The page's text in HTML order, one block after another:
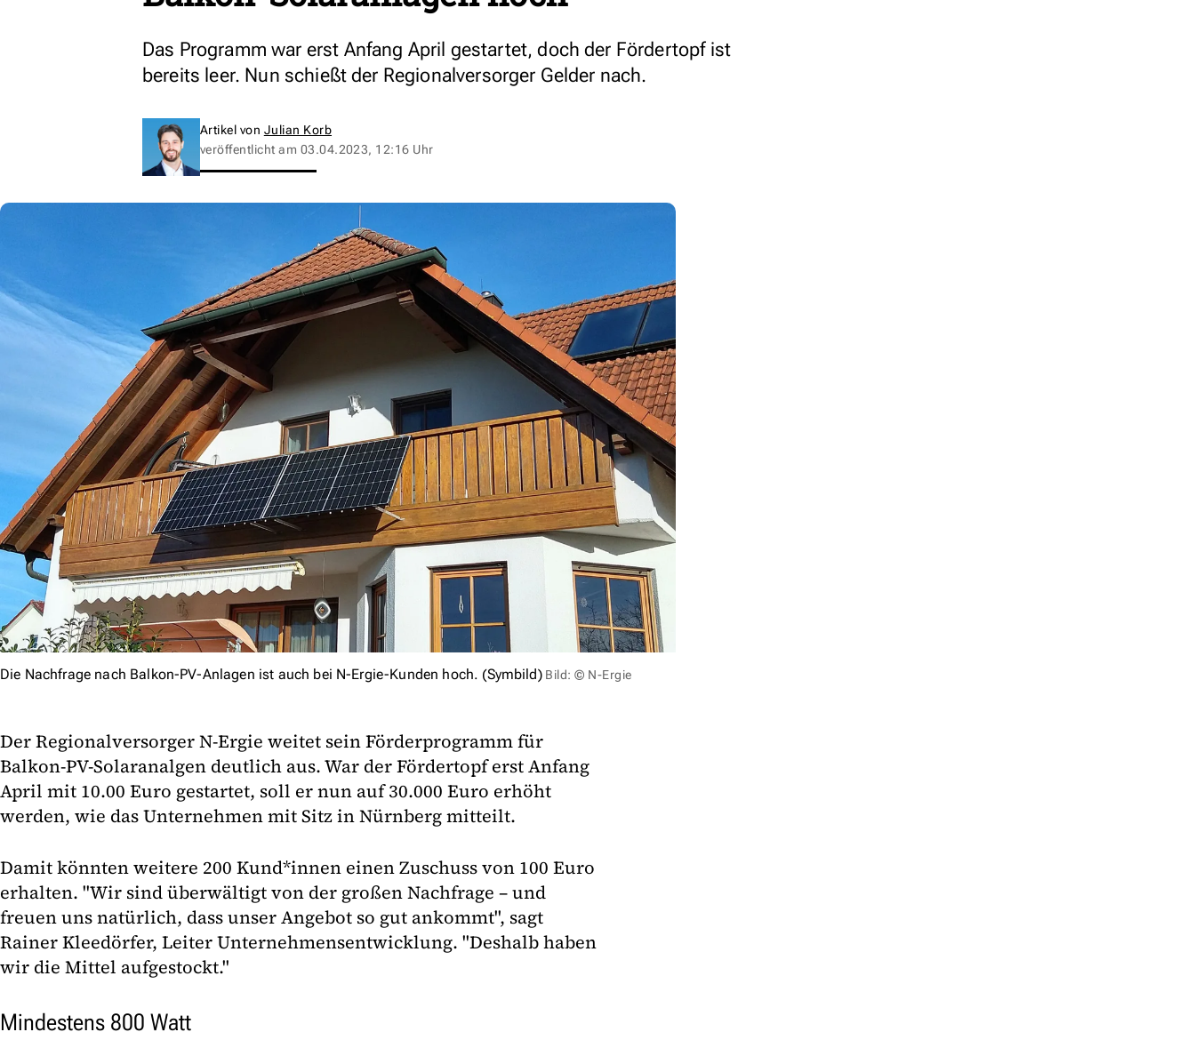
Das Programm war erst Anfang April gestartet, doch der Fördertopf ist
bereits leer. Nun schießt der Regionalversorger Gelder nach.
Artikel von Julian Korb
veröffentlicht am 03.04.2023, 12:16 Uhr
Die Nachfrage nach Balkon-PV-Anlagen ist auch bei N-Ergie-Kunden hoch. (Symbild) Bild: © N-Ergie
Der Regionalversorger N-Ergie weitet sein Förderprogramm für
Balkon-PV-Solaranalgen deutlich aus. War der Fördertopf erst Anfang
April mit 10.00 Euro gestartet, soll er nun auf 30.000 Euro erhöht
werden, wie das Unternehmen mit Sitz in Nürnberg mitteilt.
Damit könnten weitere 200 Kund*innen einen Zuschuss von 100 Euro
erhalten. "Wir sind überwältigt von der großen Nachfrage – und
freuen uns natürlich, dass unser Angebot so gut ankommt", sagt
Rainer Kleedörfer, Leiter Unternehmensentwicklung. "Deshalb haben
wir die Mittel aufgestockt."
Mindestens 800 Watt